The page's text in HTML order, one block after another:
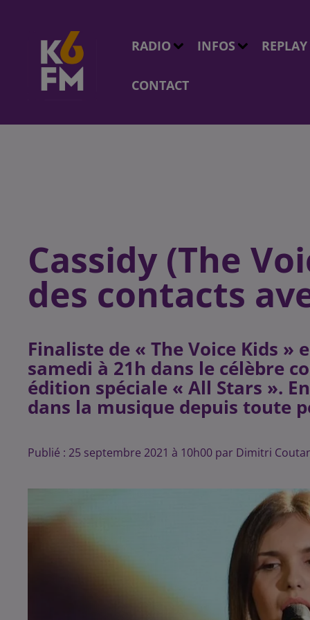
RADIO INFOS REPLAY
CONTACT
Cassidy (The
des contacts
Finaliste de « The Voice Kids »
samedi à 21h dans le célèbre
édition spéciale « All Stars ».
dans la musique depuis toute
Publié : 25 septembre 2021 à 10h00 par Dimitri